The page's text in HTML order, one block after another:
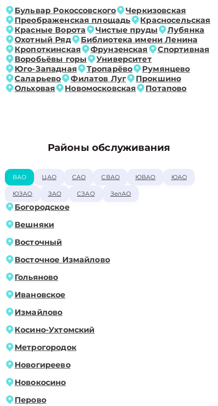
Бульвар Рокоссовского
Черкизовская
Преображенская площадь
Красносельская
Красные Ворота
Чистые пруды
Лубянка
Охотный Ряд
Библиотека имени Ленина
Кропоткинская
Фрунзенская
Спортивная
Воробьёвы горы
Университет
Юго-Западная
Тропарёво
Румянцево
Саларьево
Филатов Луг
Прокшино
Ольховая
Новомосковская Потапово
Районы обслуживания
ВАО ЦАО САО СВАО ЮВАО ЮАО
ЮЗАО ЗАО СЗАО ЗелАО
Богородское
Вешняки
Восточный
Восточное Измайлово
Гольяново
Ивановское
Измайлово
Косино-Ухтомский
Метрогородок
Новогиреево
Новокосино
Перово